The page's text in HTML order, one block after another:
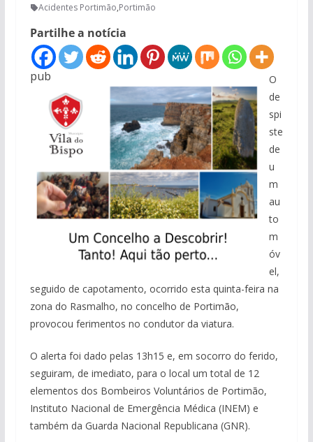
Acidentes Portimão,Portimão
Partilhe a notícia
pub
O
de
spi
ste
de
u
m
au
to
m
óv
el,
seguido de capotamento, ocorrido esta quinta-feira na
zona do Rasmalho, no concelho de Portimão,
provocou ferimentos no condutor da viatura.
O alerta foi dado pelas 13h15 e, em socorro do ferido,
seguiram, de imediato, para o local um total de 12
elementos dos Bombeiros Voluntários de Portimão,
Instituto Nacional de Emergência Médica (INEM) e
também da Guarda Nacional Republicana (GNR).